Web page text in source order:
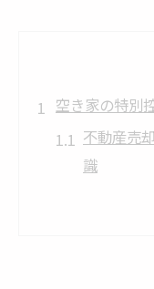
空き家の特別
不動産売
識
空き家の